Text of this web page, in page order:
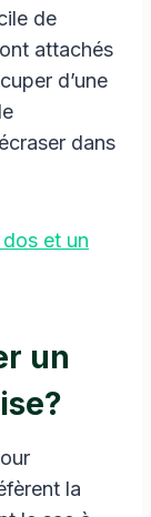
de
attachés
d’une
dans
un
la